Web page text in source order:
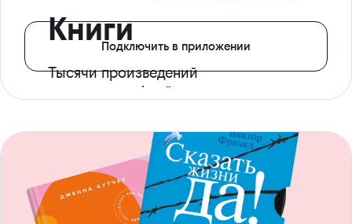
Книги
Тысячи произведений
с доступом офлайн
Подключить в приложении